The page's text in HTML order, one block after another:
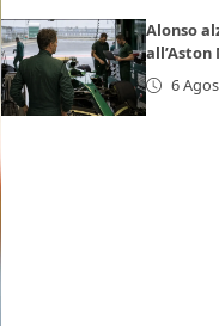
Alonso
6